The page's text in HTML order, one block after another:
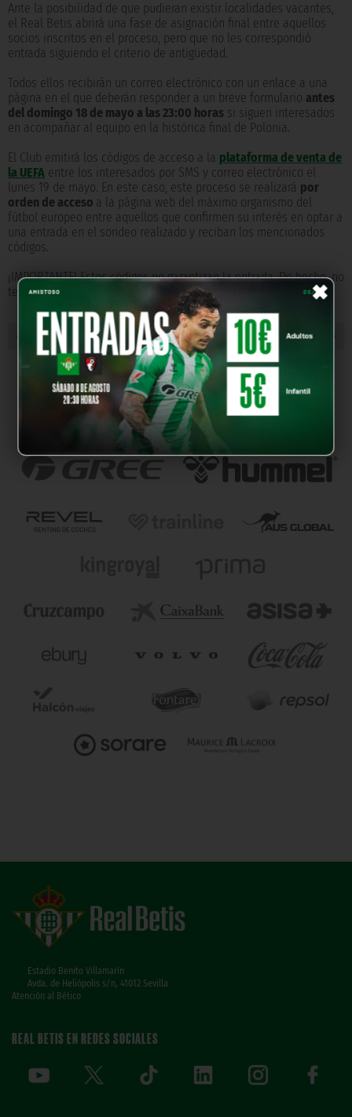
×
Ante la posibilidad de que pudieran existir localidades vacantes,
el Real Betis abrirá una fase de asignación final entre aquellos
socios inscritos en el proceso, pero que no les correspondió
entrada siguiendo el criterio de antigüedad.
Todos ellos recibirán un correo electrónico con un enlace a una
página en el que deberán responder a un breve formulario antes
del domingo 18 de mayo a las 23:00 horas si siguen interesados
en acompañar al equipo en la histórica final de Polonia.
El Club emitirá los códigos de acceso a la plataforma de venta de
la UEFA entre los interesados por SMS y correo electrónico el
lunes 19 de mayo. En este caso, este proceso se realizará por
orden de acceso a la página web del máximo organismo del
fútbol europeo entre aquellos que confirmen su interés en optar a
una entrada en el sondeo realizado y reciban los mencionados
códigos.
¡IMPORTANTE! Estos códigos no garantizan la entrada. De hecho, no
tendrán validez en el caso de que se agote el cupo disponible.
« NOTICIA ANTERIOR NOTICIA SIGUIENTE »
NUESTROS PARTNERS
Estadio Benito Villamarín
Avda. de Heliópolis s/n, 41012 Sevilla
Atención al Bético
REAL BETIS EN REDES SOCIALES